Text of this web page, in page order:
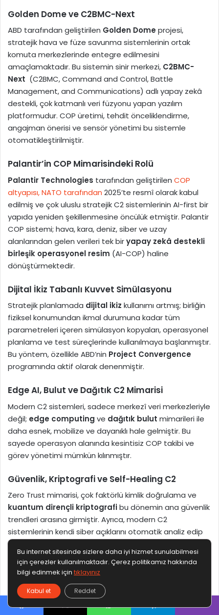
Golden Dome ve C2BMC-Next
ABD tarafından geliştirilen Golden Domeprojesi,
stratejik hava ve füze savunma sistemlerinin ortak
komuta merkezlerinde entegre edilmesini
amaçlamaktadır. Bu sistemin sinir merkezi, C2BMC-
Next (C2BMC, Command and Control, Battle
Management, and Communications) adlı yapay zekâ
destekli, çok katmanlı veri füzyonu yapan yazılım
platformudur. COP üretimi, tehdit önceliklendirme,
angajman önerisi ve sensör yönetimi bu sistemle
otomatikleştirilmiştir.
Palantir’in COP Mimarisindeki Rolü
Palantir Technologies tarafından geliştirilen COP
altyapısı, NATO tarafından 2025’te resmî olarak kabul
edilmiş ve çok uluslu stratejik C2 sistemlerinin AI-first bir
yapıda yeniden şekillenmesine öncülük etmiştir. Palantir
COP sistemi; hava, kara, deniz, siber ve uzay
alanlarından gelen verileri tek biryapay zekâ destekli
birleşik operasyonel resim (AI-COP) haline
dönüştürmektedir.
Dijital İkiz Tabanlı Kuvvet Simülasyonu
Stratejik planlamada dijital ikiz kullanımı artmış; birliğin
fiziksel konumundan ikmal durumuna kadar tüm
parametreleri içeren simülasyon kopyaları, operasyonel
planlama ve test süreçlerinde kullanılmaya başlanmıştır.
Bu yöntem, özellikle ABD’nin Project Convergence
programında aktif olarak denenmiştir.
Edge AI, Bulut ve Dağıtık C2 Mimarisi
Modern C2 sistemleri, sadece merkezî veri merkezleriyle
değil; edge computing ve dağıtık bulut mimarileri ile
daha esnek, mobilize ve dayanıklı hale gelmiştir. Bu
sayede operasyon alanında kesintisiz COP takibi ve
görev yönetimi mümkün kılınmıştır.
Güvenlik, Kriptografi ve Self-Healing C2
Zero Trust mimarisi, çok faktörlü kimlik doğrulama ve
kuantum dirençli kriptografibu dönemin ana güvenlik
trendleri arasına girmiştir. Ayrıca, modern C2
sistemlerinin kendi siber açıklarını otomatik analiz edip
kapatabilen
geliştirilmiştir.
fonksiyonlarından çıkarak,
öneri sunan, simülasyon
yapan, tahmin eden ve tepki verebilenkarar
Bu internet sitesinde sizlere daha iyi hizmet sunulabilmesi
için çerezler kullanılmaktadır. Çerez politikamız hakkında
bilgi edinmek için tıklayınız
Kabul et Reddet